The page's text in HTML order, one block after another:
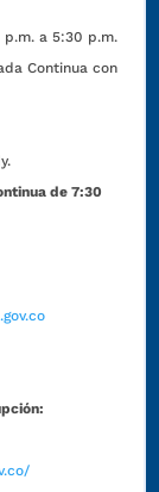
a 5:30 p.m.
Continua con
de 7:30